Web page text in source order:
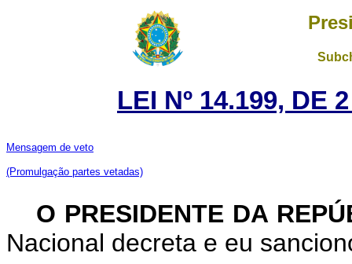
LEI Nº 14.199, DE
Mensagem de veto
(Promulgação partes vetadas)
O PRESIDENTE DA
Nacional decreta e eu